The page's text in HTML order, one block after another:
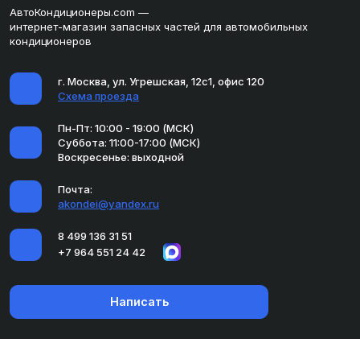
АвтоКондиционеры.com —
интернет-магазин запасных частей для автомобильных
кондиционеров
г. Москва, ул. Угрешская, 12с1, офис 120
Схема проезда
Пн-Пт: 10:00 - 19:00 (МСК)
Суббота: 11:00-17:00 (МСК)
Воскресенье: выходной
Почта:
akondei@yandex.ru
8 499 136 31 51
+7 964 551 24 42
Написать